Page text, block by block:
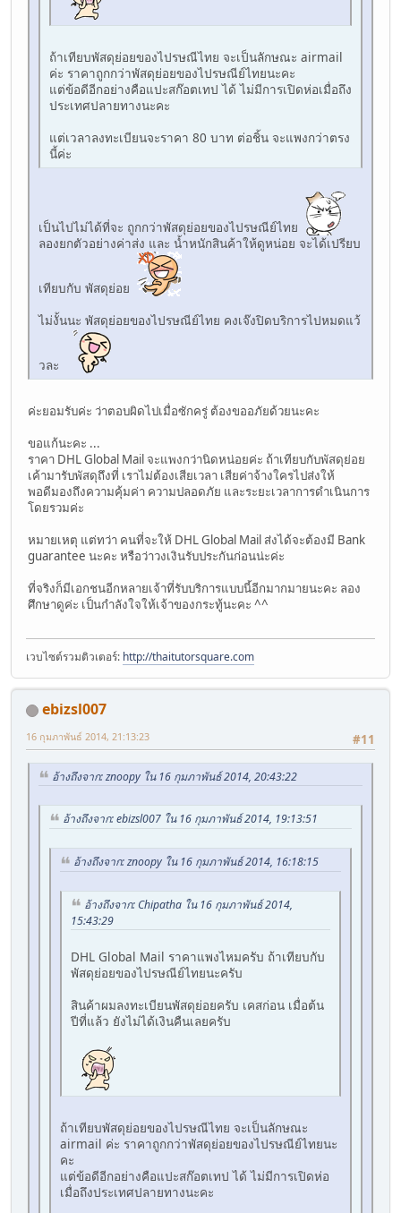
ถ้าเทียบพัสดุย่อยของไปรษณีไทย จะเป็นลักษณะ airmail
ค่ะ ราคาถูกกว่าพัสดุย่อยของไปรษณีย์ไทยนะคะ
แต่ข้อดีอีกอย่างคือแปะสก๊อตเทป ได้ ไม่มีการเปิดห่อเมื่อถึง
ประเทศปลายทางนะคะ
แต่เวลาลงทะเบียนจะราคา 80 บาท ต่อชิ้น จะแพงกว่าตรง
นี้ค่ะ
เป็นไปไม่ได้ที่จะ ถูกกว่าพัสดุย่อยของไปรษณีย์ไทย
ลองยกตัวอย่างค่าส่ง และ น้ำหนักสินค้าให้ดูหน่อย จะได้เปรียบ
เทียบกับ พัสดุย่อย
ไม่งั้นนะ พัสดุย่อยของไปรษณีย์ไทย คงเจ๊งปิดบริการไปหมดแว้
วละ
ค่ะยอมรับค่ะ ว่าตอบผิดไปเมื่อซักครู่ ต้องขออภัยด้วยนะคะ
ขอแก้นะคะ ...
ราคา DHL Global Mail จะแพงกว่านิดหน่อยค่ะ ถ้าเทียบกับพัสดุย่อย
เค้ามารับพัสดุถึงที่ เราไม่ต้องเสียเวลา เสียค่าจ้างใครไปส่งให้
พอดีมองถึงความคุ้มค่า ความปลอดภัย และระยะเวลาการดำเนินการ
โดยรวมค่ะ
หมายเหตุ แต่ทว่า คนที่จะให้ DHL Global Mail ส่งได้จะต้องมี Bank
guarantee นะคะ หรือว่าวงเงินรับประกันก่อนน่ะค่ะ
ที่จริงก็มีเอกชนอีกหลายเจ้าที่รับบริการแบบนี้อีกมากมายนะคะ ลอง
ศึกษาดูค่ะ เป็นกำลังใจให้เจ้าของกระทู้นะคะ ^^
เวบไซต์รวมติวเตอร์: http://thaitutorsquare.com
ebizsl007
#11
16 กุมภาพันธ์ 2014, 21:13:23
อ้างถึงจาก: znoopy ใน 16 กุมภาพันธ์ 2014, 20:43:22
อ้างถึงจาก: ebizsl007 ใน 16 กุมภาพันธ์ 2014, 19:13:51
อ้างถึงจาก: znoopy ใน 16 กุมภาพันธ์ 2014, 16:18:15
อ้างถึงจาก: Chipatha ใน 16 กุมภาพันธ์ 2014,
15:43:29
DHL Global Mail ราคาแพงไหมครับ ถ้าเทียบกับ
พัสดุย่อยของไปรษณีย์ไทยนะครับ
สินค้าผมลงทะเบียนพัสดุย่อยครับ เคสก่อน เมื่อต้น
ปีที่แล้ว ยังไม่ได้เงินคืนเลยครับ
ถ้าเทียบพัสดุย่อยของไปรษณีไทย จะเป็นลักษณะ
airmail ค่ะ ราคาถูกกว่าพัสดุย่อยของไปรษณีย์ไทยนะ
คะ
แต่ข้อดีอีกอย่างคือแปะสก๊อตเทป ได้ ไม่มีการเปิดห่อ
เมื่อถึงประเทศปลายทางนะคะ